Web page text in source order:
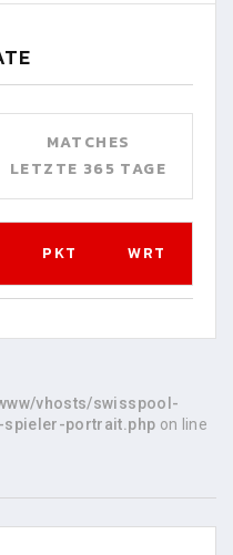
MATCHES
LETZTE 365 TAGE
PKT WRT
vhosts/swisspool-
portrait.php on line